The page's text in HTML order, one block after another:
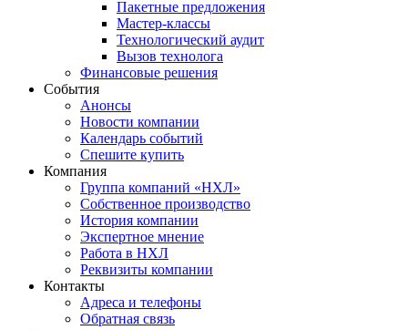
Пакетные предложения
Мастер-классы
Технологический аудит
Вызов технолога
Финансовые решения
События
Анонсы
Новости компании
Календарь событий
Спешите купить
Компания
Группа компаний «НХЛ»
Собственное производство
История компании
Экспертное мнение
Работа в НХЛ
Реквизиты компании
Контакты
Адреса и телефоны
Обратная связь